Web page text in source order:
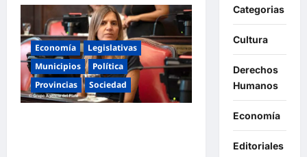
Agosto
llegó
«sin
consenso
político
ni
social»
para
el
gobierno
de
Economía
Legislativas
Municipios
Política
Provincias
Sociedad
Categorias
Cultura
Derechos
Humanos
Economía
Editoriales